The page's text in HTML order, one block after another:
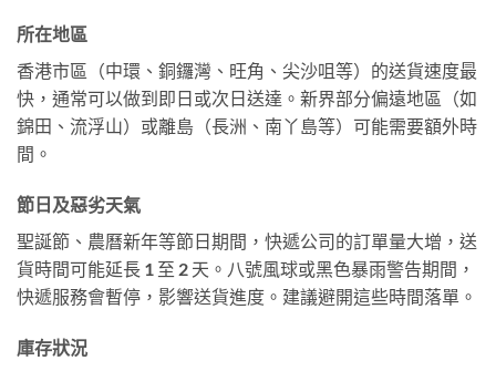
所在地區
香港市區（中環、銅鑼灣、旺角、尖沙咀等）的送貨速度最
快，通常可以做到即日或次日送達。新界部分偏遠地區（如
錦田、流浮山）或離島（長洲、南丫島等）可能需要額外時
間。
節日及惡劣天氣
聖誕節、農曆新年等節日期間，快遞公司的訂單量大增，送
貨時間可能延長 1 至 2 天。八號風球或黑色暴雨警告期間，
快遞服務會暫停，影響送貨進度。建議避開這些時間落單。
庫存狀況